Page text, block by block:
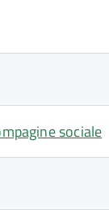
sociale